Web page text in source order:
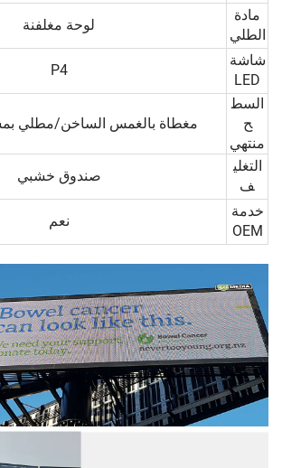
مادة
الطلي
لوحة مغلفنة
شاشة
LED
P4
السط
ح
منتهي
مغطاة بالغمس الساخن/مطلي
التغلي
ف
صندوق خشبي
خدمة
OEM
نعم